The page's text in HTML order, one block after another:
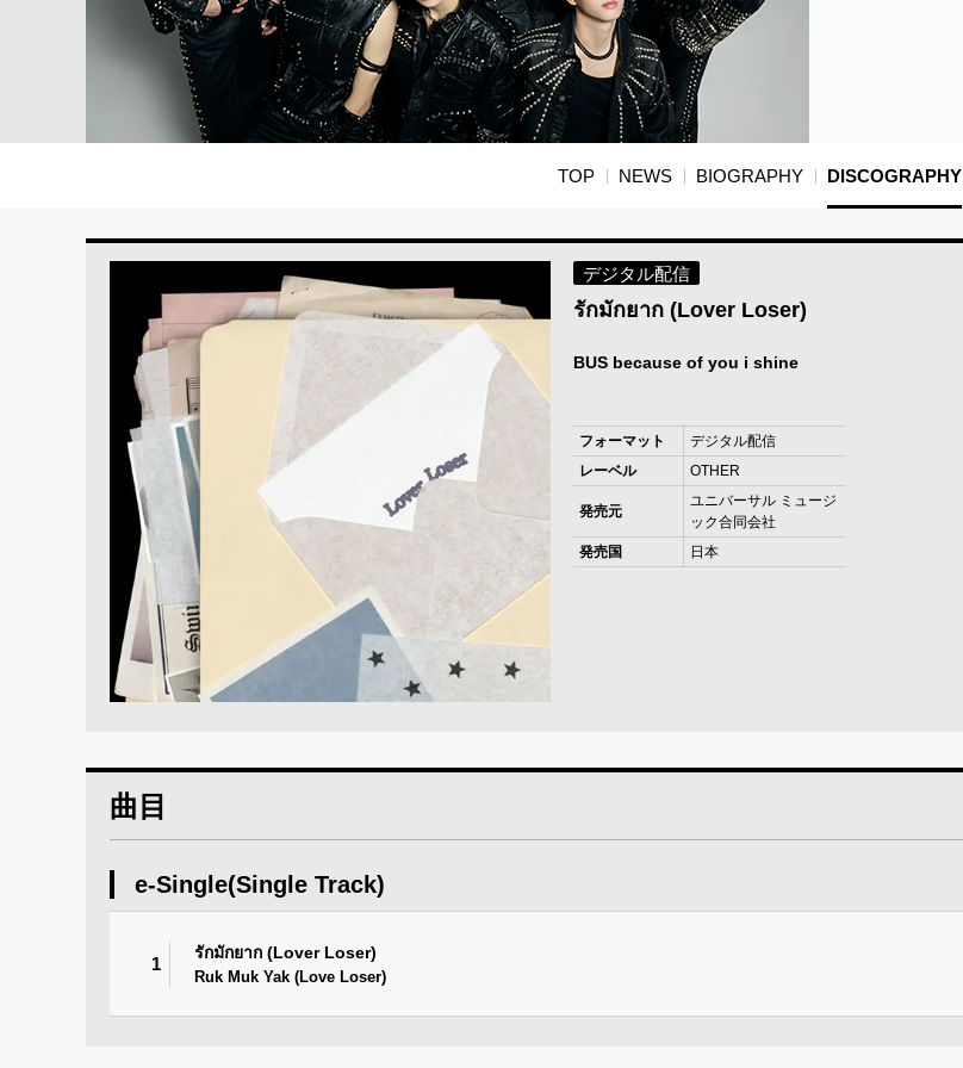
TOP NEWS BIOGRAPHY DISCOGRAPHY
デジタル配信
รักมักยาก (Lover Loser)
BUS because of you i shine
フォーマット
デジタル配信
レーベル
OTHER
発売元
ユニバーサル ミュージ
ック合同会社
発売国
日本
曲目
e-Single(Single Track)
1
รักมักยาก (Lover Loser)
Ruk Muk Yak (Love Loser)